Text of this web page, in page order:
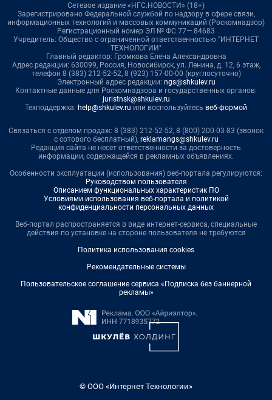
Сетевое издание «НГС.НОВОСТИ» (18+)
Зарегистрировано Федеральной службой по надзору в сфере связи,
информационных технологий и массовых коммуникаций (Роскомнадзор)
Регистрационный номер ЭЛ № ФС 77— 84683
Учредитель: Общество с ограниченной ответственностью "ИНТЕРНЕТ
ТЕХНОЛОГИИ"
Главный редактор: Громкова Елена Александровна
Адрес редакции: 630099, Россия, Новосибирск, ул. Ленина, д. 12, 6 этаж,
телефон 8 (383) 212-52-52, 8 (923) 157-00-00 (круглосуточно)
Электронный адрес редакции: ngs@shkulev.ru
Контактные данные для Роскомнадзора и государственных органов:
juristnsk@shkulev.ru
Техподдержка: help@shkulev.ru или воспользуйтесь веб-формой
Связаться с отделом продаж: 8 (383) 212-52-52, 8 (800) 200-03-83 (звонок
с сотового бесплатный), reklamangs@shkulev.ru
Редакция сайта не несет ответственности за достоверность
информации, содержащейся в рекламных объявлениях.
Особенности эксплуатации (использования) веб-портала регулируются:
Руководством пользователя
Описанием функциональных характеристик ПО
Условиями использования веб-портала и политикой
конфиденциальности персональных данных
Веб-портал распространяется в виде интернет-сервиса, специальные
действия по установке на стороне пользователя не требуются
Политика использования cookies
Рекомендательные системы
Пользовательское соглашение сервиса «Подписка без баннерной
рекламы»
© ООО «Интернет Технологии»